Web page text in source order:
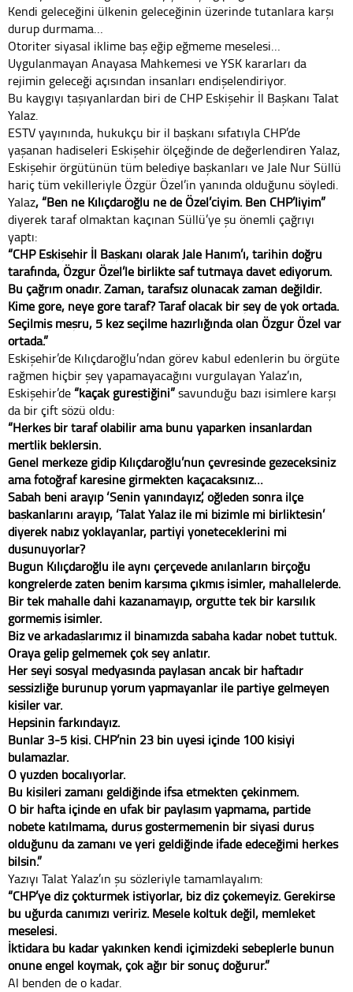
Kendi geleceğini ülkenin geleceğinin üzerinde tutanlara karşı
durup durmama…
Otoriter siyasal iklime baş eğip eğmeme meselesi…
Uygulanmayan Anayasa Mahkemesi ve YSK kararları da
rejimin geleceği açısından insanları endişelendiriyor.
Bu kaygıyı taşıyanlardan biri de CHP Eskişehir İl Başkanı Talat
Yalaz.
ESTV yayınında, hukukçu bir il başkanı sıfatıyla CHP’de
yaşanan hadiseleri Eskişehir ölçeğinde de değerlendiren Yalaz,
Eskişehir örgütünün tüm belediye başkanları ve Jale Nur Süllü
hariç tüm vekilleriyle Özgür Özel’in yanında olduğunu söyledi.
Yalaz, “Ben ne Kılıçdaroğlu ne de Özel’ciyim. Ben CHP’liyim”
diyerek taraf olmaktan kaçınan Süllü’ye şu önemli çağrıyı
yaptı:
“CHP Eskişehir İl Başkanı olarak Jale Hanım’ı, tarihin doğru
tarafında, Özgür Özel’le birlikte saf tutmaya davet ediyorum.
Bu çağrım onadır. Zaman, tarafsız olunacak zaman değildir.
Kime göre, neye göre taraf? Taraf olacak bir şey de yok ortada.
Seçilmiş meşru, 5 kez seçilme hazırlığında olan Özgür Özel var
ortada.”
Eskişehir’de Kılıçdaroğlu’ndan görev kabul edenlerin bu örgüte
rağmen hiçbir şey yapamayacağını vurgulayan Yalaz’ın,
Eskişehir’de“kaçak güreştiğini”savunduğu bazı isimlere karşı
da bir çift sözü oldu:
“Herkes bir taraf olabilir ama bunu yaparken insanlardan
mertlik beklersin.
Genel merkeze gidip Kılıçdaroğlu’nun çevresinde gezeceksiniz
ama fotoğraf karesine girmekten kaçacaksınız…
Sabah beni arayıp ‘Senin yanındayız’, öğleden sonra ilçe
başkanlarını arayıp, ‘Talat Yalaz ile mi bizimle mi birliktesin’
diyerek nabız yoklayanlar, partiyi yöneteceklerini mi
düşünüyorlar?
Bugün Kılıçdaroğlu ile aynı çerçevede anılanların birçoğu
kongrelerde zaten benim karşıma çıkmış isimler, mahallelerde.
Bir tek mahalle dahi kazanamayıp, örgütte tek bir karşılık
görmemiş isimler.
Biz ve arkadaşlarımız il binamızda sabaha kadar nöbet tuttuk.
Oraya gelip gelmemek çok şey anlatır.
Her şeyi sosyal medyasında paylaşan ancak bir haftadır
sessizliğe bürünüp yorum yapmayanlar ile partiye gelmeyen
kişiler var.
Hepsinin farkındayız.
Bunlar 3-5 kişi. CHP’nin 23 bin üyesi içinde 100 kişiyi
bulamazlar.
O yüzden bocalıyorlar.
Bu kişileri zamanı geldiğinde ifşa etmekten çekinmem.
O bir hafta içinde en ufak bir paylaşım yapmama, partide
nöbete katılmama, duruş göstermemenin bir siyasi duruş
olduğunu da zamanı ve yeri geldiğinde ifade edeceğimi herkes
bilsin.”
Yazıyı Talat Yalaz’ın şu sözleriyle tamamlayalım:
“CHP’ye diz çöktürmek istiyorlar, biz diz çökemeyiz. Gerekirse
bu uğurda canımızı veririz. Mesele koltuk değil, memleket
meselesi.
İktidara bu kadar yakınken kendi içimizdeki sebeplerle bunun
önüne engel koymak, çok ağır bir sonuç doğurur.”
Al benden de o kadar.